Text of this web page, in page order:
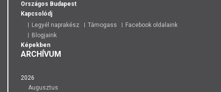
Országos Budapest
Kapcsolódj
Legyél naprakész
Támogass
Facebook oldalaink
Blogjaink
Képekben
ARCHÍVUM
2026
Augusztus